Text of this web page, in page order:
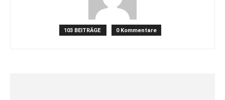
103 BEITRÄGE 0 Kommentare